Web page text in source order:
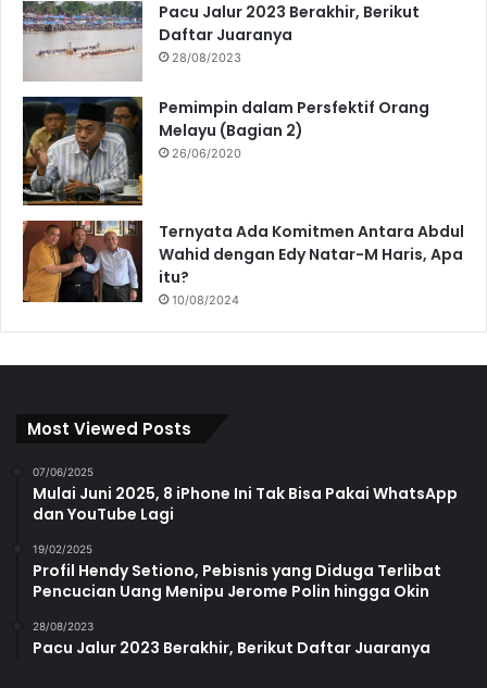
Pacu Jalur 2023 Berakhir, Berikut
Daftar Juaranya
28/08/2023
Pemimpin dalam Persfektif Orang
Melayu (Bagian 2)
26/06/2020
Ternyata Ada Komitmen Antara Abdul
Wahid dengan Edy Natar-M Haris, Apa
itu?
10/08/2024
Most Viewed Posts
07/06/2025
Mulai Juni 2025, 8 iPhone Ini Tak Bisa Pakai WhatsApp
dan YouTube Lagi
19/02/2025
Profil Hendy Setiono, Pebisnis yang Diduga Terlibat
Pencucian Uang Menipu Jerome Polin hingga Okin
28/08/2023
Pacu Jalur 2023 Berakhir, Berikut Daftar Juaranya